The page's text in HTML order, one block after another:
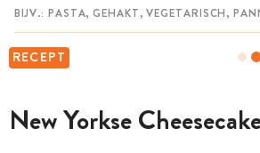
RECEPT
New Yorkse
MIJN BEWAARDE RECEPTEN